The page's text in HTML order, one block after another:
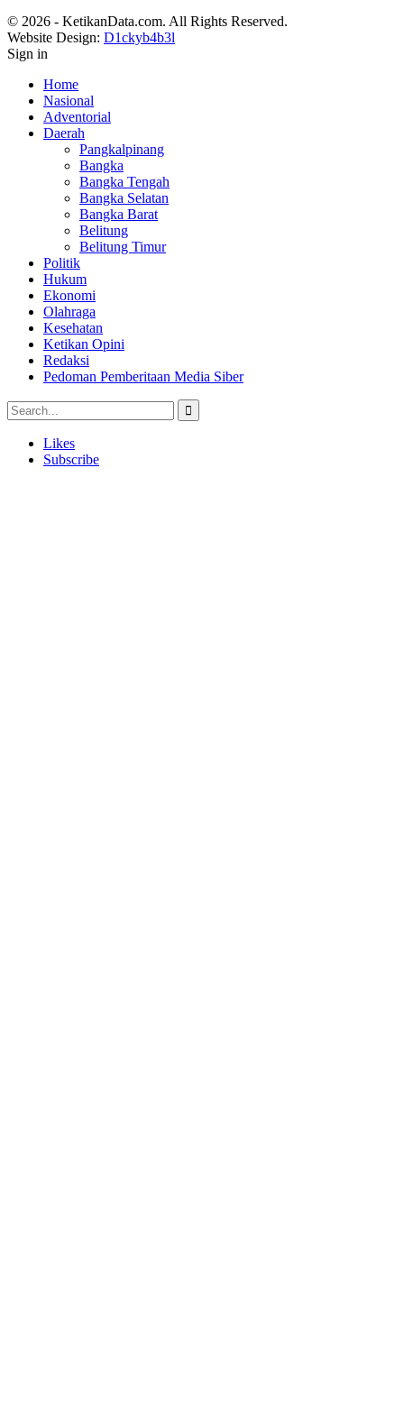
© 2026 - KetikanData.com. All Rights Reserved.
Website Design: D1ckyb4b3l
Sign in
Home
Nasional
Adventorial
Daerah
Pangkalpinang
Bangka
Bangka Tengah
Bangka Selatan
Bangka Barat
Belitung
Belitung Timur
Politik
Hukum
Ekonomi
Olahraga
Kesehatan
Ketikan Opini
Redaksi
Pedoman Pemberitaan Media Siber
Likes
Subscribe